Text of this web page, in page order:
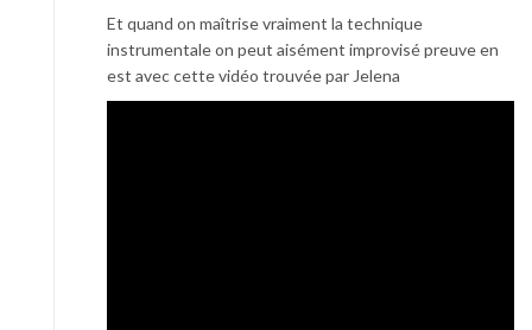
Et quand on maîtrise vraiment la technique
instrumentale on peut aisément improvisé preuve en
est avec cette vidéo trouvée par Jelena